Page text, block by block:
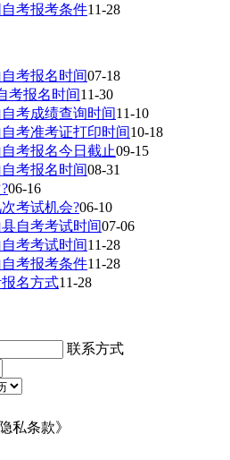
考报考条件11-28
考报名时间07-18
考报名时间11-30
考成绩查询时间11-10
考准考证打印时间10-18
考报名今日截止09-15
考报名时间08-31
06-16
考试机会?06-10
自考考试时间07-06
考考试时间11-28
考报考条件11-28
名方式11-28
联系方式
私条款》